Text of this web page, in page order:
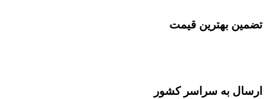
تضمین بهترین قیمت
ارسال به سراسر کشور